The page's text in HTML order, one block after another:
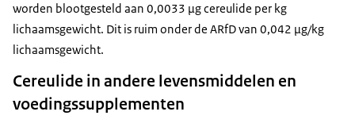
worden blootgesteld aan 0,0033 µg cereulide per kg
lichaamsgewicht. Dit is ruim onder de ARfD van 0,042 µg/kg
lichaamsgewicht.
Cereulide in andere levensmiddelen en
voedingssupplementen